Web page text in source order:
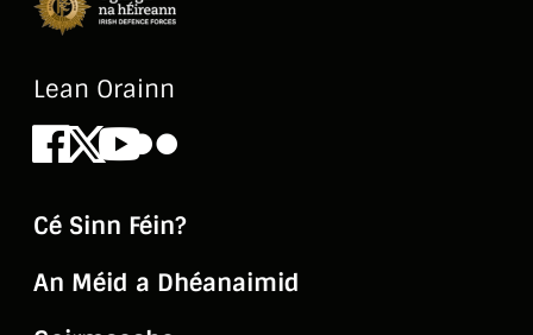
Lean Orainn
Facebook
X Youtube
Flickr
Cé Sinn Féin?
An Méid a Dhéanaimid